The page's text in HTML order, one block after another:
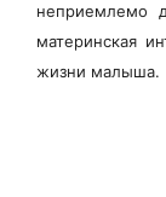
неприемлемо
материнская
жизни малыша.